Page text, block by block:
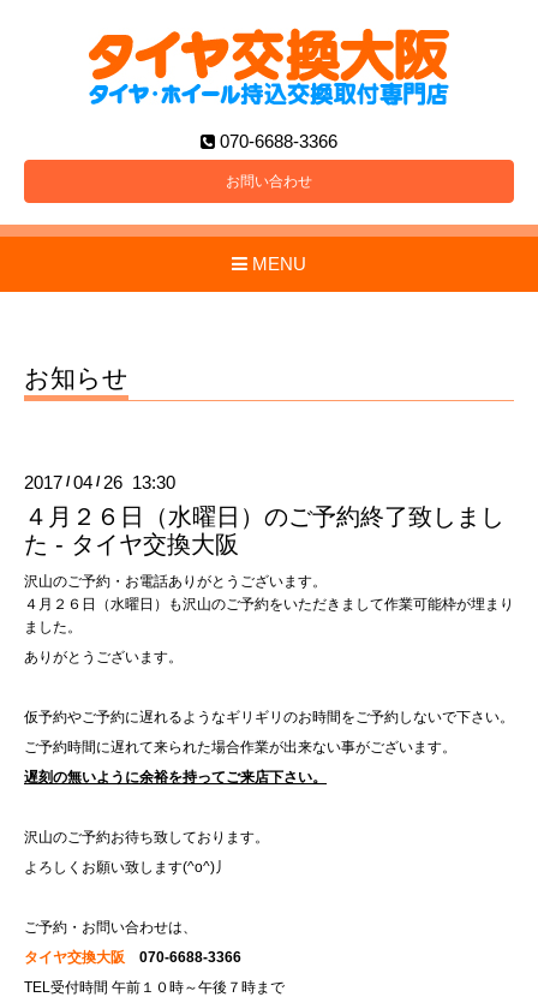
070-6688-3366
お問い合わせ
MENU
お知らせ
2017 /04 / 26 13:30
４月２６日（水曜日）のご予約終了致しまし
た - タイヤ交換大阪
沢山のご予約・お電話ありがとうございます。
４月２６日（水曜日）も沢山のご予約をいただきまして作業可能枠が埋まり
ました。
ありがとうございます。
仮予約やご予約に遅れるようなギリギリのお時間をご予約しないで下さい。
ご予約時間に遅れて来られた場合作業が出来ない事がございます。
遅刻の無いように余裕を持ってご来店下さい。
沢山のご予約お待ち致しております。
よろしくお願い致します(^o^)丿
ご予約・お問い合わせは、
タイヤ交換大阪 070-6688-3366
TEL受付時間 午前１０時～午後７時まで